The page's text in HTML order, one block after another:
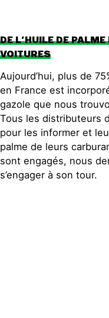
DE L’HUILE DE
VOITURES
Aujourd’hui, plus de
en France est
gazole que nous
Tous les distributeurs
pour les informer et
palme de leurs
sont engagés, nous
s’engager à son tour.